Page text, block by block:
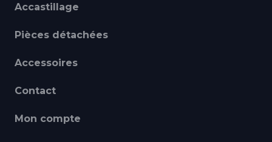
Accastillage
Pièces détachées
Accessoires
Contact
Mon compte